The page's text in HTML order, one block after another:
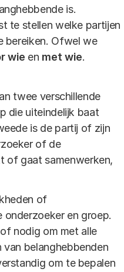
is.
te stellen welke partijen
bereiken. Ofwel we
wie en met wie.
twee verschillende
die uiteindelijk baat
is de partij of zijn
of de
of gaat samenwerken,
of
en groep.
nodig om met alle
van belanghebbenden
om te bepalen